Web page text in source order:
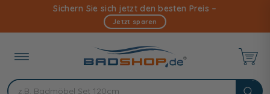
Inhalt
Sichern Sie sich jetzt den besten Preis –
Jetzt sparen